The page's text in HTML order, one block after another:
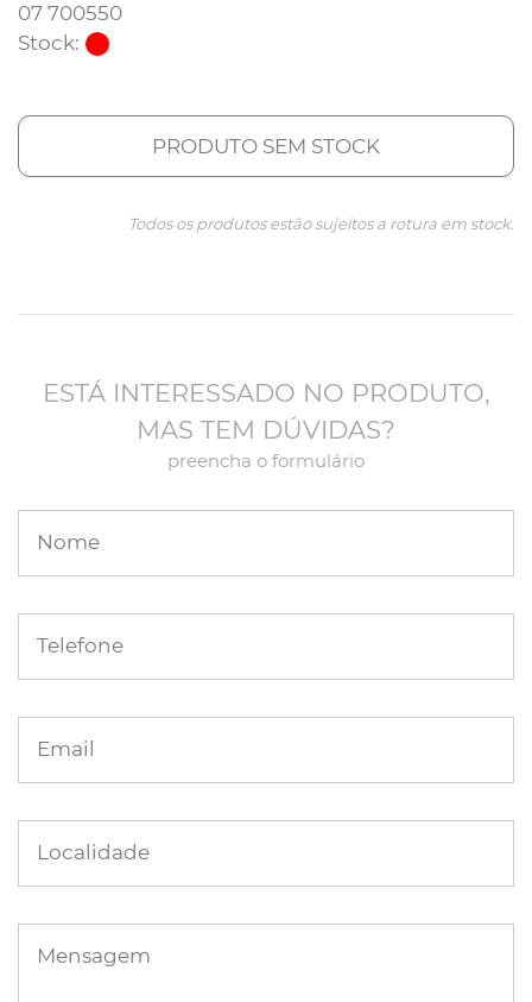
07 700550
Stock:
PRODUTO SEM STOCK
Todos os produtos estão sujeitos a rotura em stock.
ESTÁ INTERESSADO NO PRODUTO,
MAS TEM DÚVIDAS?
preencha o formulário
Nome
Telefone
Email
Localidade
Mensagem